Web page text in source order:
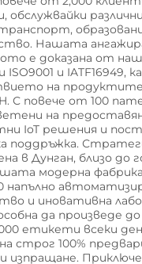
обслужвайки
Нашата
е доказана от
и IATF16949,
на продуктите
С повече от 100
на
IoT решения и
поддръжка.
в Дунган, близо до
модерна фабрика
напълно
и иновативна
да произведе
етикети всеки
строг 100%
изпращане.